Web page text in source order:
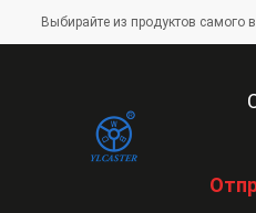
Выбирайте из продуктов самого